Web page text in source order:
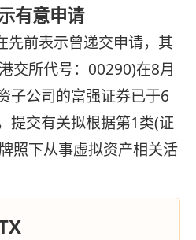
有意申请
先前表示曾递交申请，其
交所代号：00290)在8月
子公司的富强证券已于6
提交有关拟根据第1类(证
照下从事虚拟资产相关活